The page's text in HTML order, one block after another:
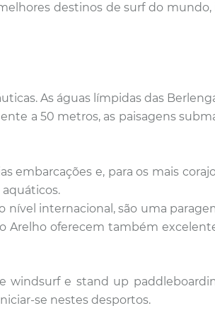
destinos de surf do
As águas límpidas das
a 50 metros, as paisagens
embarcações e, para os mais
nível internacional,são uma
Arelho oferecem também
windsurf e stand up
se nestes desportos.